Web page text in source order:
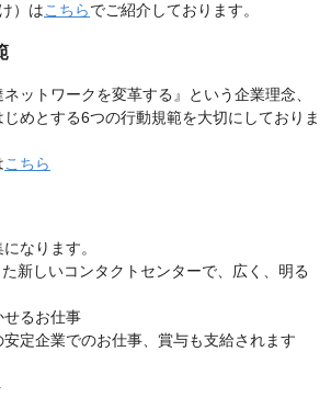
）はこちらでご紹介しております。
ットワークを変革する』という企業理念、
じめとする6つの行動規範を大切にしておりま
こちら
なります。
新しいコンタクトセンターで、広く、明る
せるお仕事
安定企業でのお仕事、賞与も支給されます